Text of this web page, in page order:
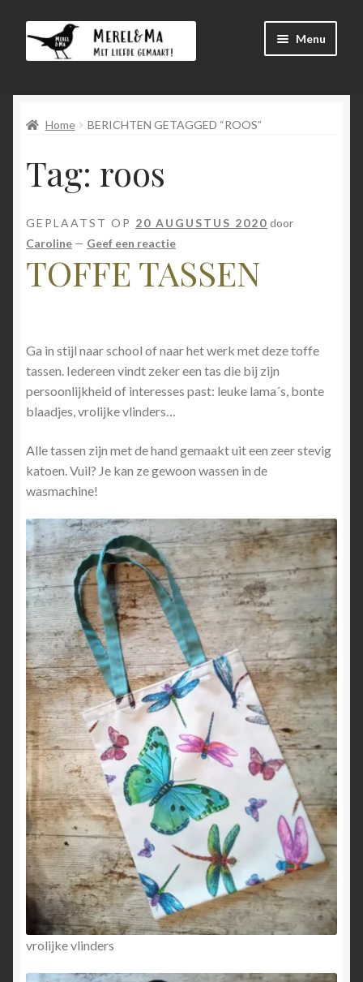
door
navigatie
direct
de
Menu
Afrekenen
Mijn account
menu
Home BERICHTEN GETAGGED “ROOS”
Tag: roos
GEPLAATST OP 20 AUGUSTUS 2020 door
Caroline — Geef een reactie
TOFFE TASSEN
Ga in stijl naar school of naar het werk met deze toffe
tassen. Iedereen vindt zeker een tas die bij zijn
persoonlijkheid of interesses past: leuke lama´s, bonte
blaadjes, vrolijke vlinders…
Alle tassen zijn met de hand gemaakt uit een zeer stevig
katoen. Vuil? Je kan ze gewoon wassen in de
wasmachine!
vrolijke vlinders